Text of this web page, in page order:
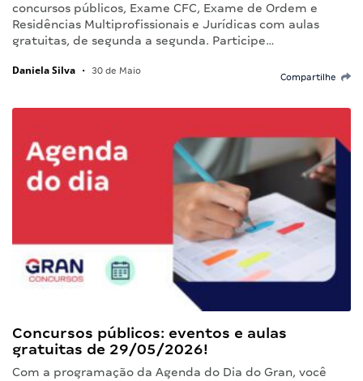
concursos públicos, Exame CFC, Exame de Ordem e
Residências Multiprofissionais e Jurídicas com aulas
gratuitas, de segunda a segunda. Participe…
Daniela Silva • 30 de Maio
Compartilhe
Concursos públicos: eventos e aulas
gratuitas de 29/05/2026!
Com a programação da Agenda do Dia do Gran, você